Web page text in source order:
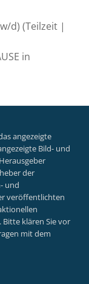
d) (Teilzeit |
in
angezeigte
Bild- und
der
und
veröffentlichten
klären Sie vor
mit dem